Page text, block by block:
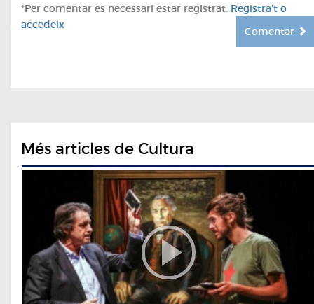
*Per comentar es necessari estar registrat. Registra't o
accedeix
Comentar
Més articles de Cultura